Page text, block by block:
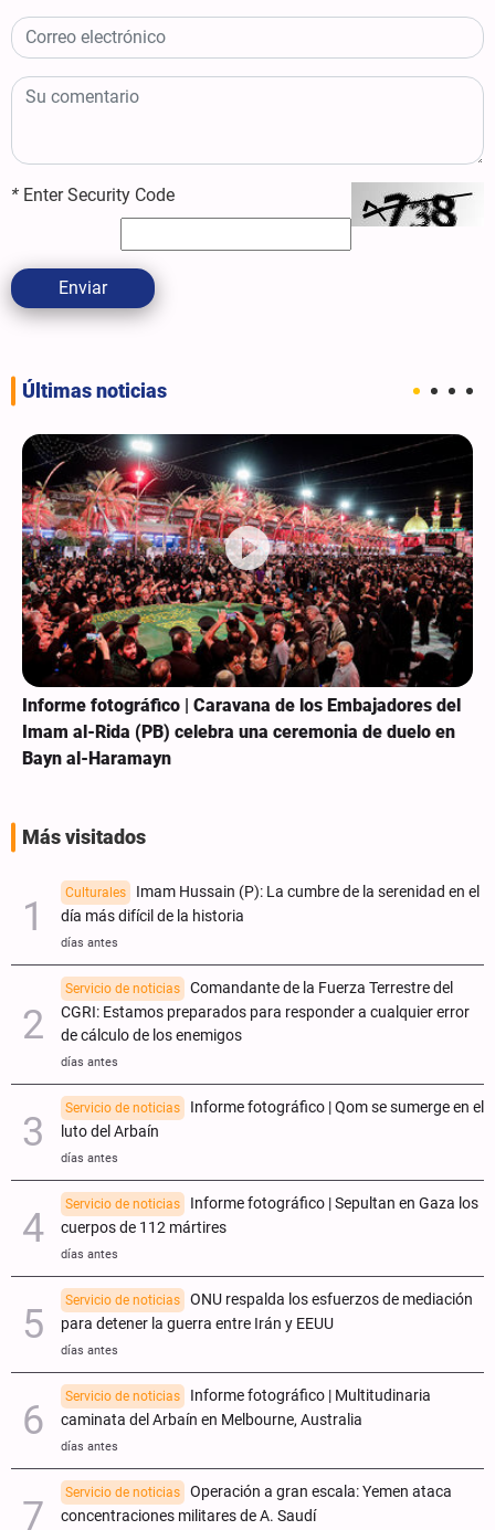
* Enter Security Code
Enviar
Últimas noticias
Informe fotográfico | Caravana de los Embajadores del
Imam al-Rida (PB) celebra una ceremonia de duelo en
Bayn al-Haramayn
Más visitados
Culturales
Imam Hussain (P): La cumbre de la serenidad en el
día más difícil de la historia
días antes
Servicio de noticias
Comandante de la Fuerza Terrestre del
CGRI: Estamos preparados para responder a cualquier error
de cálculo de los enemigos
días antes
Servicio de noticias
Informe fotográfico | Qom se sumerge en el
luto del Arbaín
días antes
Servicio de noticias
Informe fotográfico | Sepultan en Gaza los
cuerpos de 112 mártires
días antes
Servicio de noticias
ONU respalda los esfuerzos de mediación
para detener la guerra entre Irán y EEUU
días antes
Servicio de noticias
Informe fotográfico | Multitudinaria
caminata del Arbaín en Melbourne, Australia
días antes
Servicio de noticias
Operación a gran escala: Yemen ataca
concentraciones militares de A. Saudí